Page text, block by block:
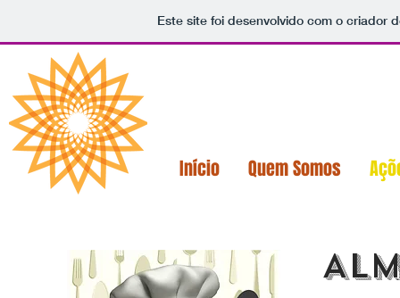
Este site foi desenvolvido com o criador
Início Quem Somos